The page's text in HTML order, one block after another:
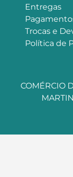
Entregas
Trocas e
Política de
COMÉRCIO